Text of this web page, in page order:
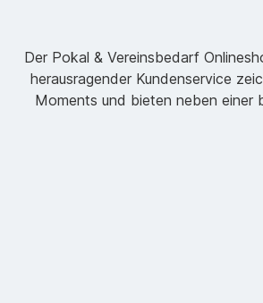
Der Pokal & Vereinsbedarf
herausragender Kundenservice
Moments und bieten neben einer